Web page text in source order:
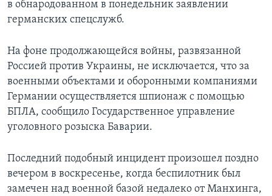
в обнародованном в понедельник заявлении
германских спецслужб.
На фоне продолжающейся войны, развязанной
Россией против Украины, не исключается, что за
военными объектами и оборонными компаниями
Германии осуществляется шпионаж с помощью
БПЛА, сообщило Государственное управление
уголовного розыска Баварии.
Последний подобный инцидент произошел поздно
вечером в воскресенье, когда беспилотник был
замечен над военной базой недалеко от Манхинга,